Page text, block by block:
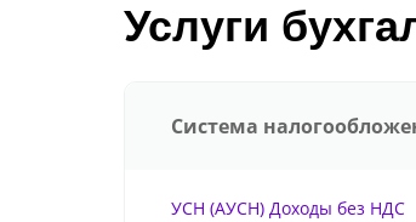
Услуги
Система
УСН (АУСН) Доходы без НДС